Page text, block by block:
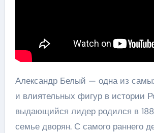
Александр Белый — одна из
и влиятельных фигур в истории
выдающийся лидер родился в
семье дворян. С самого раннего